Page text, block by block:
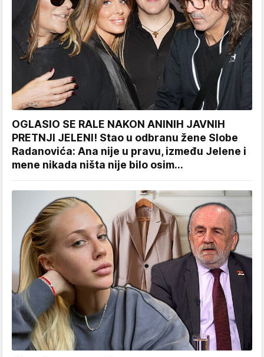
OGLASIO SE RALE NAKON ANINIH JAVNIH
PRETNJI JELENI! Stao u odbranu žene Slobe
Radanovića: Ana nije u pravu, između Jelene i
mene nikada ništa nije bilo osim...